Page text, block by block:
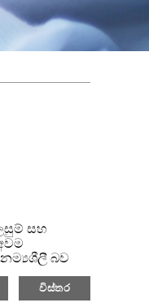
සහ
බව
ශක්තිමත්
මාර්ගයේ
විස්තර